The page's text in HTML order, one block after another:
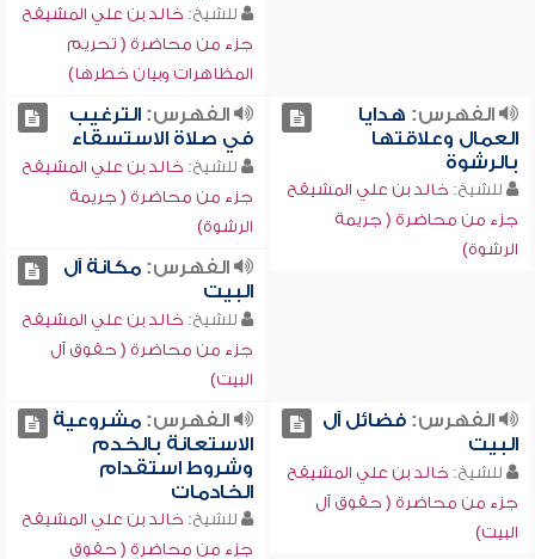
للشيخ: خالد بن علي المشيقح
جزء من محاضرة ( تحريم
المظاهرات وبيان خطرها)
الفهرس: هدايا
العمال وعلاقتها
بالرشوة
للشيخ: خالد بن علي المشيقح
جزء من محاضرة ( جريمة
الرشوة)
الفهرس:الترغيب
في صلاة الاستسقاء
للشيخ: خالد بن علي المشيقح
جزء من محاضرة ( جريمة
الرشوة)
الفهرس:مكانة آل
البيت
للشيخ: خالد بن علي المشيقح
جزء من محاضرة ( حقوق آل
البيت)
الفهرس:فضائل آل
البيت
للشيخ: خالد بن علي المشيقح
جزء من محاضرة ( حقوق آل
البيت)
الفهرس:مشروعية
الاستعانة بالخدم
وشروط استقدام
الخادمات
للشيخ: خالد بن علي المشيقح
جزء من محاضرة ( حقوق